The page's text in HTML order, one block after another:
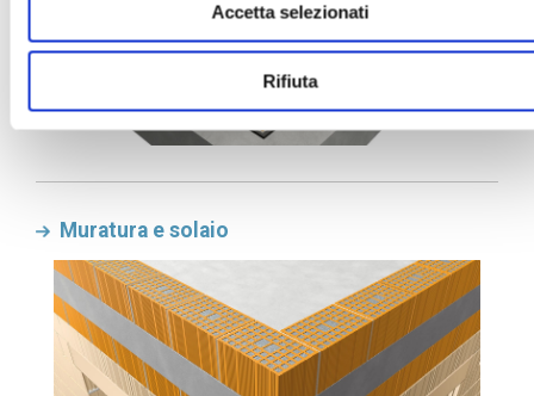
Accetta selezionati
Rifiuta
Muratura e solaio